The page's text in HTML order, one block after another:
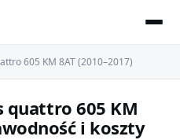
605 KM 8AT (2010–2017)
quattro 605 KM
i koszty